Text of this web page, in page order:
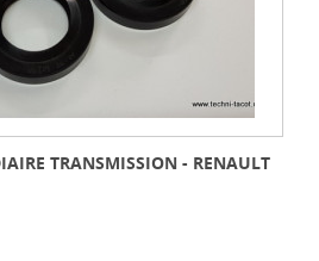
TRANSMISSION - RENAULT